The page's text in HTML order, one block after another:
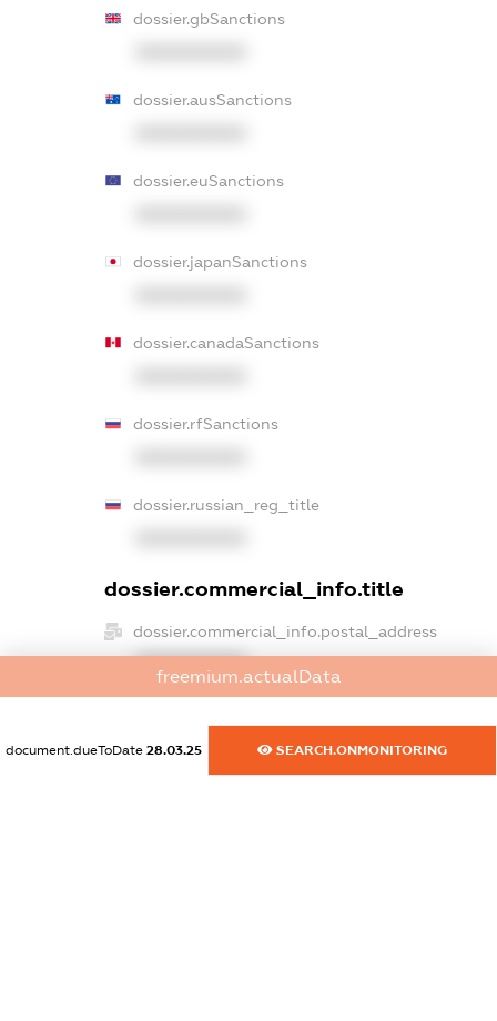
dossier.gbSanctions
dossier.ausSanctions
dossier.euSanctions
dossier.japanSanctions
dossier.canadaSanctions
dossier.rfSanctions
dossier.russian_reg_title
dossier.commercial_info.title
dossier.commercial_info.postal_address
XXXXXXXXXX
freemium.actualData
document.dueToDate 28.03.25 SEARCH.ONMONITORING